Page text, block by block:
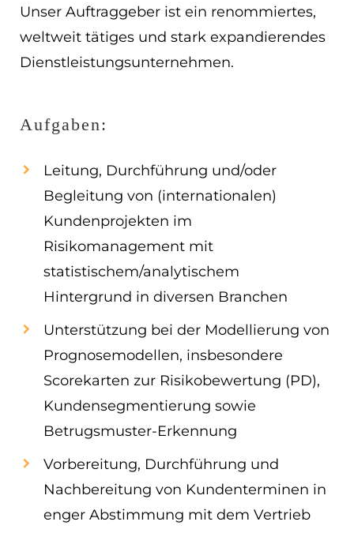
USA
DE
Navigation schließen
Unser Auftraggeber ist ein renommiertes,
weltweit tätiges und stark expandierendes
Dienstleistungsunternehmen.
Aufgaben:
Leitung, Durchführung und/oder
Begleitung von (internationalen)
Kundenprojekten im
Risikomanagement mit
statistischem/analytischem
Hintergrund in diversen Branchen
Unterstützung bei der Modellierung von
Prognosemodellen, insbesondere
Scorekarten zur Risikobewertung (PD),
Kundensegmentierung sowie
Betrugsmuster-Erkennung
Vorbereitung, Durchführung und
Nachbereitung von Kundenterminen in
enger Abstimmung mit dem Vertrieb